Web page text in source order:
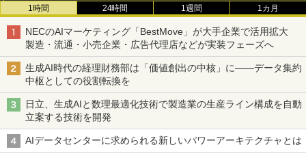
1時間 24時間 1週間 1カ月
NECのAIマーケティング「BestMove」が大手企業で活用拡大
製造・流通・小売企業・広告代理店などが実装フェーズへ
生成AI時代の経理財務部は「価値創出の中核」に――データ集約
中枢としての役割転換を
日立、生成AIと数理最適化技術で製造業の生産ライン構成を自動
立案する技術を開発
AIデータセンターに求められる新しいパワーアーキテクチャとは